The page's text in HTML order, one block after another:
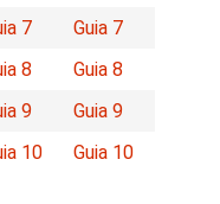
7
Guia 7
8
Guia 8
9
Guia 9
10 Guia 10